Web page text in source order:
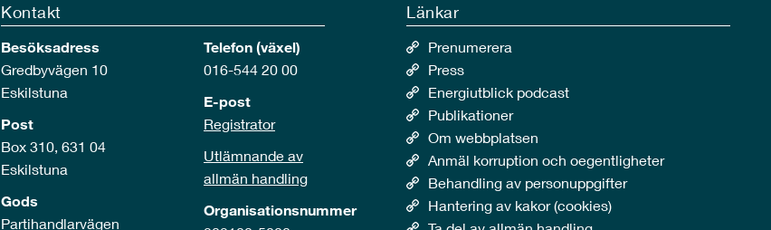
Kontakt
Besöksadress
Gredbyvägen 10
Eskilstuna
Post
Box 310, 631 04
Eskilstuna
Gods
Partihandlarvägen
Telefon (växel)
016-544 20 00
E-post
Registrator
Utlämnande av
allmän handling
Organisationsnummer
Länkar
Prenumerera
Press
Energiutblick podcast
Publikationer
Om webbplatsen
Anmäl korruption och oegentligheter
Behandling av personuppgifter
Hantering av kakor (cookies)